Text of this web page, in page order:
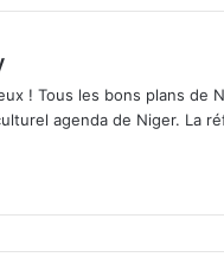
! Tous les bons plans de
agenda de Niger. La